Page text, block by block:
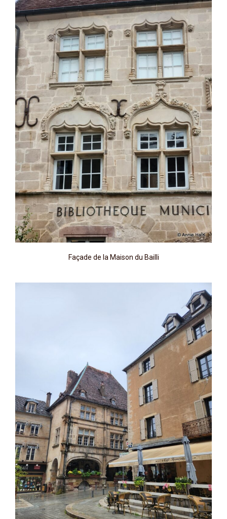
Façade de la Maison du Bailli